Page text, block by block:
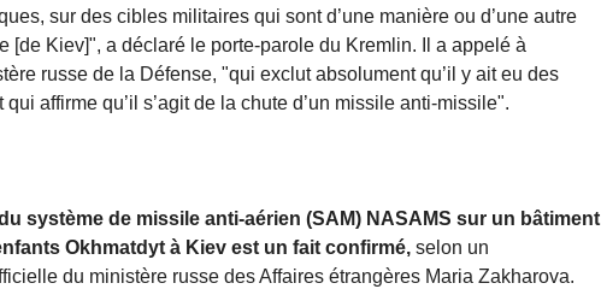
sur des cibles militaires qui sont d’une manière ou d’une autre
[de Kiev]", a déclaré le porte-parole du Kremlin. Il a appelé à
russe de la Défense, "qui exclut absolument qu’il y ait eu des
affirme qu’il s’agit de la chute d’un missile anti-missile".
système de missile anti-aérien (SAM) NASAMS sur un bâtiment
Okhmatdyt à Kiev est un fait confirmé, selon un
du ministère russe des Affaires étrangères Maria Zakharova.